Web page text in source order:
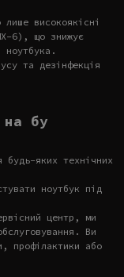
лише високоякісні
6), що знижує
ноутбука.
та дезінфекція
бу
будь-яких технічних
ноутбук під
центр, ми
Ви
профілактики або